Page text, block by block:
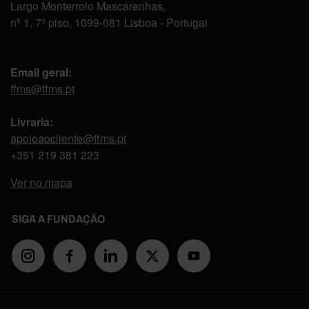
Largo Monterroio Mascarenhas,
nº 1, 7º piso, 1099-081 Lisboa - Portugal
Email geral:
ffms@ffms.pt
Livraria:
apoioaocliente@ffms.pt
+351 219 381 223
Ver no mapa
SIGA A FUNDAÇÃO